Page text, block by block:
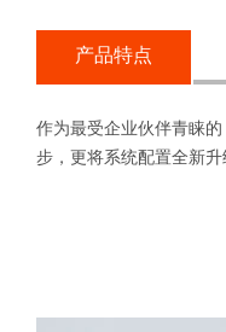
产品特点
作为最受企业伙伴青睐
步，更将系统配置全新